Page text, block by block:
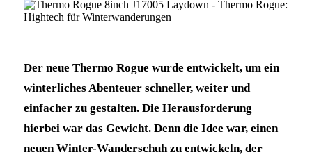
Der neue Thermo Rogue wurde entwickelt, um ein
winterliches Abenteuer schneller, weiter und
einfacher zu gestalten. Die Herausforderung
hierbei war das Gewicht. Denn die Idee war, einen
neuen Winter-Wanderschuh zu entwickeln, der